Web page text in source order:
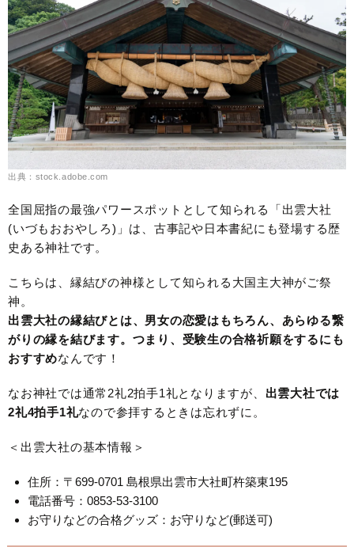
出典：stock.adobe.com
全国屈指の最強パワースポットとして知られる「出雲大社
(いづもおおやしろ)」は、古事記や日本書紀にも登場する歴
史ある神社です。
こちらは、縁結びの神様として知られる大国主大神がご祭
神。
出雲大社の縁結びとは、男女の恋愛はもちろん、あらゆる繋
がりの縁を結びます。つまり、受験生の合格祈願をするにも
おすすめなんです！
なお神社では通常2礼2拍手1礼となりますが、 出雲大社では
2礼4拍手1礼なので参拝するときは忘れずに。
＜出雲大社の基本情報＞
住所：〒699-0701 島根県出雲市大社町杵築東195
電話番号：0853-53-3100
お守りなどの合格グッズ：お守りなど(郵送可)